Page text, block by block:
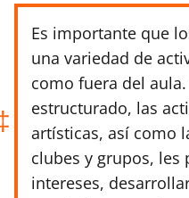
Es importante que
una variedad de
como fuera del
estructurado, las
artísticas, así como
clubes y grupos, les
intereses,